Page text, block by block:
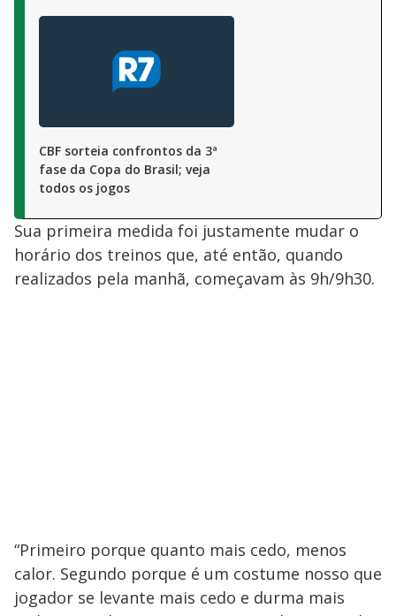
CBF sorteia confrontos da 3ª
fase da Copa do Brasil; veja
todos os jogos
Sua primeira medida foi justamente mudar o
horário dos treinos que, até então, quando
realizados pela manhã, começavam às 9h/9h30.
“Primeiro porque quanto mais cedo, menos
calor. Segundo porque é um costume nosso que
jogador se levante mais cedo e durma mais